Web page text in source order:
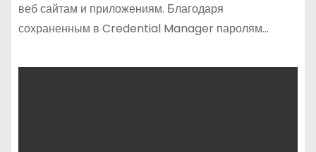
веб сайтам и приложениям. Благодаря
сохраненным в Credential Manager паролям…